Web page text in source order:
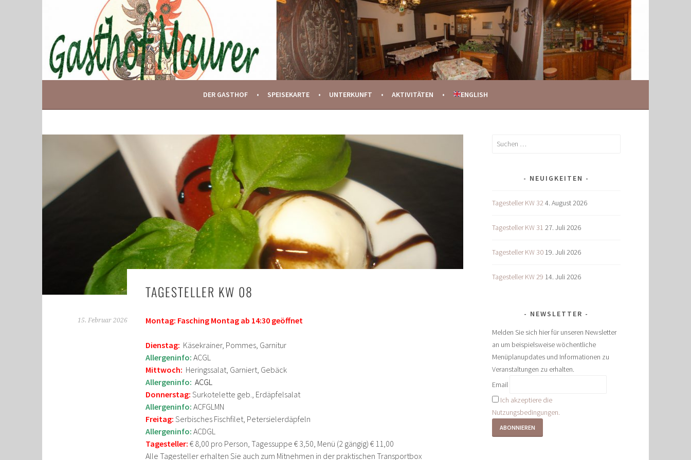
GASTHOF MAURER
IHR GASTHOF IN GLOGGNITZ
DER GASTHOF SPEISEKARTE UNTERKUNFT AKTIVITÄTEN ENGLISH
TAGESTELLER KW 08
15. Februar 2026 Montag: Fasching Montag ab 14:30 geöffnet
Dienstag: Käsekrainer, Pommes, Garnitur
Allergeninfo: ACGL
Mittwoch: Heringssalat, Garniert, Gebäck
Allergeninfo: ACGL
Donnerstag: Surkotelette geb., Erdäpfelsalat
Allergeninfo: ACFGLMN
Freitag: Serbisches Fischfilet, Petersielerdäpfeln
Allergeninfo: ACDGL
Tagesteller: € 8,00 pro Person, Tagessuppe € 3,50, Menü (2 gängig) € 11,00
Alle Tagesteller erhalten Sie auch zum Mitnehmen in der praktischen Transportbox
Suchen
NEUIGKEITEN
Tagesteller KW 324. August 2026
Tagesteller KW 31 27. Juli 2026
Tagesteller KW 30 19. Juli 2026
Tagesteller KW 29 14. Juli 2026
NEWSLETTER
Melden Sie sich hier für unseren Newsletter
an um beispielsweise wöchentliche
Menüplanupdates und Informationen zu
Veranstaltungen zu erhalten.
Email
Ich akzeptiere die
Nutzungsbedingungen.